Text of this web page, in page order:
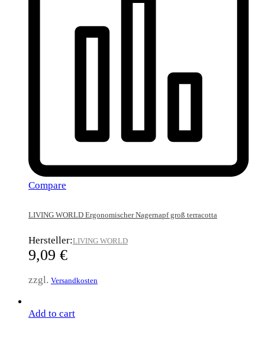
Compare
LIVING WORLD Ergonomischer Nagernapf groß terracotta
Hersteller:LIVING WORLD
9,09 €
zzgl. Versandkosten
Add to cart